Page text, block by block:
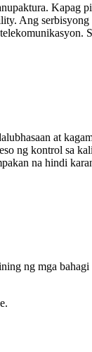
Kapag
Ang
at
ng kontrol sa
na hindi
ng mga bahagi